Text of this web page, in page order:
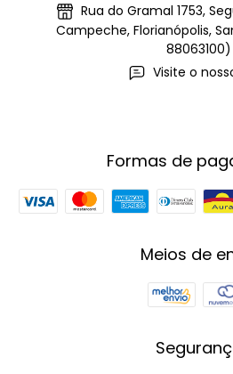
Rua do Gramal 1753,
Campeche, Florianópolis,
88063100)
Visite o
Formas de
Meios de